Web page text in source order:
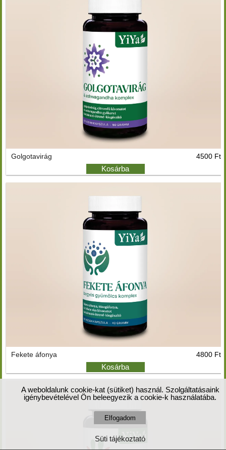
Golgotavirág 4500 Ft
Kosárba
Fekete áfonya 4800 Ft
Kosárba
A weboldalunk cookie-kat (sütiket) használ. Szolgáltatásaink
igénybevételével Ön beleegyezik a cookie-k használatába.
Süti tájékoztató